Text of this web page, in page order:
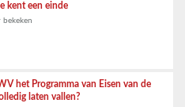
kent een einde
bekeken
het Programma van Eisen van de
laten vallen?